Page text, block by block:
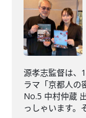
源孝志監督は、
ラマ「京都人の
No.5 中村仲蔵
っしゃいます。